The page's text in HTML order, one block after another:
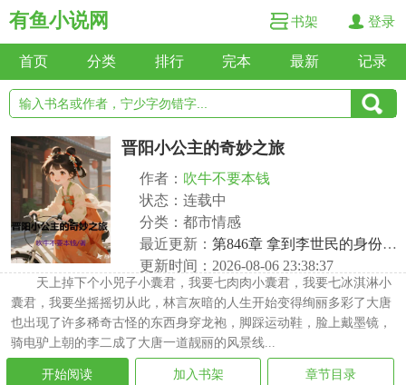
有鱼小说网 书架 登录
首页 分类 排行 完本 最新 记录
晋阳小公主的奇妙之旅
作者： 吹牛不要本钱
状态：连载中
分类：都市情感
最近更新： 第846章 拿到李世民的身份证了
更新时间：2026-08-06 23:38:37
天上掉下个小兕子小囊君，我要七肉肉小囊君，我要七冰淇淋小
囊君，我要坐摇摇切从此，林言灰暗的人生开始变得绚丽多彩了大唐
也出现了许多稀奇古怪的东西身穿龙袍，脚踩运动鞋，脸上戴墨镜，
骑电驴上朝的李二成了大唐一道靓丽的风景线...
开始阅读 加入书架 章节目录